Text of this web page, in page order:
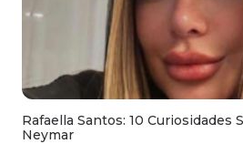
Rafaella Santos: 10 Curiosidades
Neymar